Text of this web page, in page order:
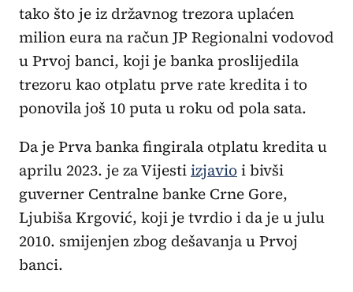
tako što je iz državnog trezora uplaćen
milion eura na račun JP Regionalni vodovod
u Prvoj banci, koji je banka proslijedila
trezoru kao otplatu prve rate kredita i to
ponovila još 10 puta u roku od pola sata.
Da je Prva banka fingirala otplatu kredita u
aprilu 2023. je za Vijestiizjavioi bivši
guverner Centralne banke Crne Gore,
Ljubiša Krgović, koji je tvrdio i da je u julu
2010. smijenjen zbog dešavanja u Prvoj
banci.